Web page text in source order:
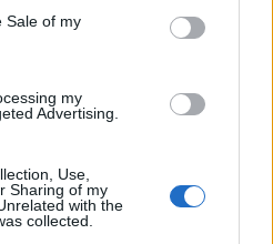
Sale of my
my
Advertising.
Use,
Sharing of my
with the
collected.
2 év napon belüli
BEJELENTKEZÉS